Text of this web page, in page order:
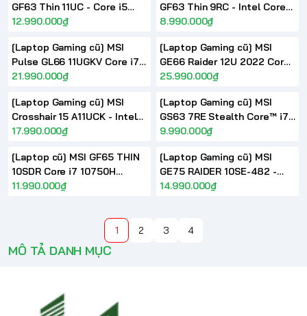
GF63 Thin 11UC - Core i5
11400H RTX3050 15.6inch
12.990.000₫
GF63 Thin 9RC - Intel Core
i5 9300H GTX1050 15.6inch
8.990.000₫
[Laptop Gaming cũ] MSI
Pulse GL66 11UGKV Core i7
11800H Nvidia RTX3070
21.990.000₫
[Laptop Gaming cũ] MSI
GE66 Raider 12U 2022 Core
i7 12700H RTX 3070Ti
25.990.000₫
[Laptop Gaming cũ] MSI
Crosshair 15 A11UCK - Intel
Core i7-11800H RTX 3050
17.990.000₫
[Laptop Gaming cũ] MSI
GS63 7RE Stealth Core™ i7
7700HQ GTX1050Ti 15.6inch
9.990.000₫
[Laptop cũ] MSI GF65 THIN
10SDR Core i7 10750H
GTX1660Ti 15.6inch FHD
11.990.000₫
[Laptop Gaming cũ] MSI
GE75 RAIDER 10SE-482 -
Core i7 10750H RTX2060
14.990.000₫
1 2 3 4
MÔ TẢ DANH MỤC